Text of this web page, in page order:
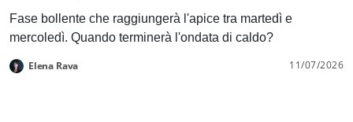
Fase bollente che raggiungerà l'apice tra martedì e
mercoledì. Quando terminerà l'ondata di caldo?
Elena Rava 11/07/2026